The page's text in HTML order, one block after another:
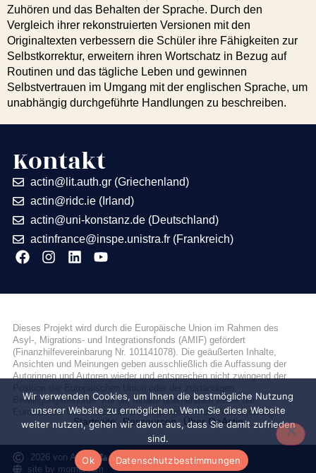
Zuhören und das Behalten der Sprache. Durch den
Vergleich ihrer rekonstruierten Versionen mit den
Originaltexten verbessern die Schüler ihre Fähigkeiten zur
Selbstkorrektur, erweitern ihren Wortschatz in Bezug auf
Routinen und das tägliche Leben und gewinnen
Selbstvertrauen im Umgang mit der englischen Sprache, um
unabhängig durchgeführte Handlungen zu beschreiben.
Kontakt
actin@lit.auth.gr (Griechenland)
actin@ridc.ie (Irland)
actin@uni-konstanz.de (Deutschland)
actinfrance@inspe.unistra.fr (Frankreich)
Dieses Projekt wird durch die Europäische Union im Rahmen des
Asyl-, Migrations- und Integrationsfonds (AMIF) gefördert
(Finanzhilfevereinbarung Nr. 101141078). Die geäußerten Inhalte,
Ansichten und Meinungen geben ausschließlich die Auffassung der
Autorinnen und Autoren wieder und entsprechen nicht zwingend der
Bewilligungsbehörde. Für die Inhalte übernehmen weder die
Europäische Union noch die Bewilligungsbehörde Verantwortung.
Startseite Ressourcen Über OnActin
2026 von ACTIN Datenschutz
Erreichbarkeit
site by momentum
Wir verwenden Cookies, um Ihnen die bestmögliche Nutzung
unserer Website zu ermöglichen. Wenn Sie diese Website
weiter nutzen, gehen wir davon aus, dass Sie damit zufrieden
sind.
Ok
Datenschutzbestimmungen